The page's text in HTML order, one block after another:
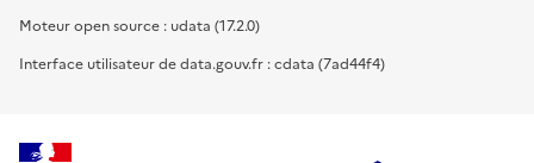
Moteur open source : udata (17.2.0)
Interface utilisateur de data.gouv.fr : cdata (7ad44f4)